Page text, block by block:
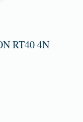
RT40 4N